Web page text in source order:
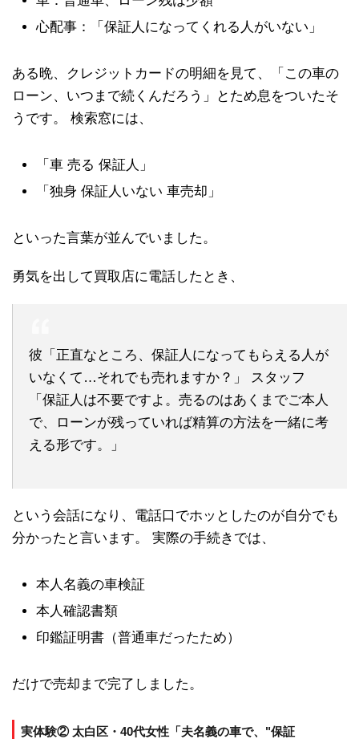
心配事：「保証人になってくれる人がいない」
ある晩、クレジットカードの明細を見て、「この車の
ローン、いつまで続くんだろう」とため息をついたそ
うです。 検索窓には、
「車 売る 保証人」
「独身 保証人いない 車売却」
といった言葉が並んでいました。
勇気を出して買取店に電話したとき、
彼「正直なところ、保証人になってもらえる人が
いなくて…それでも売れますか？」 スタッフ
「保証人は不要ですよ。売るのはあくまでご本人
で、ローンが残っていれば精算の方法を一緒に考
える形です。」
という会話になり、電話口でホッとしたのが自分でも
分かったと言います。 実際の手続きでは、
本人名義の車検証
本人確認書類
印鑑証明書（普通車だったため）
だけで売却まで完了しました。
実体験② 太白区・40代女性「夫名義の車で、"保証